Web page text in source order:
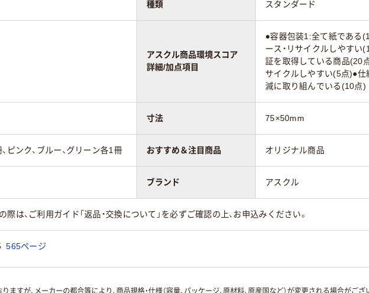
種類 スタンダード
アスクル商品環境スコア
詳細/加点項目
●容器包装1:全て紙である
ース・リサイクルしやす
証を取得している商品(20
サイクルしやすい(5点)●仕
減に取り組んでいる(10点)
寸法 75×50mm
ピンク、ブルー、グリーン各1冊 おすすめ＆注目商品 オリジナル商品
ブランド アスクル
際は、ご利用ガイド「返品・交換について」を必ずご確認の上、お申込みください。
565ページ
すが、メーカーの都合等により、商品規格・仕様（容量、パッケージ、原材料、原産国など）が変更される場合がご